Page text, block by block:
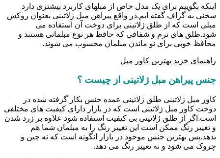
اینکه بگوییم برای یک مدل خاص از مبلهای کاربرد بیشتری دارد
سخنی به گزاف گفته ایم.در واقع پیراهن مبل ژلاتینی بعنوان روکش
مبلی است که از طلق ژلاتینی برای دوخت آن استفاده می
شود.طلق های نرم و شفافی که حافظ هر نوع مبلمانی هستند و
محافظ خوبی برای نو ماندن مبلمان محسوب می شوند.
راهنمای خرید بهترین کاور مبل
جنس پیراهن مبل ژلاتینی از چیست ؟
کاور مبل ژلاتینی طلق ژلاتینی عمده حنس بکار گرفته شده در
دوخت کاور مبل ژلاتینی است که در بازار دارای کیفیت های مختلفی
است.اگر از طلق ژلاتینی بی کیفیت استفاده شود علاوه بر زرد شدن
و تغییر رنگ ممکن است این تغییر رنگ را به مبلمان شما هم
بدهد.پس بهترین جنس موجود در بازار انگونه است که نه چین و
چروک می شود و نه تغییر رنگ می دهد.